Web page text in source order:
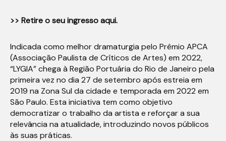
>> Retire o seu ingresso aqui.
Indicada como melhor dramaturgia pelo Prêmio APCA
(Associação Paulista de Críticos de Artes) em 2022,
“LYGIA” chega à Região Portuária do Rio de Janeiro pela
primeira vez no dia 27 de setembro após estreia em
2019 na Zona Sul da cidade e temporada em 2022 em
São Paulo. Esta iniciativa tem como objetivo
democratizar o trabalho da artista e reforçar a sua
relevância na atualidade, introduzindo novos públicos
às suas práticas.